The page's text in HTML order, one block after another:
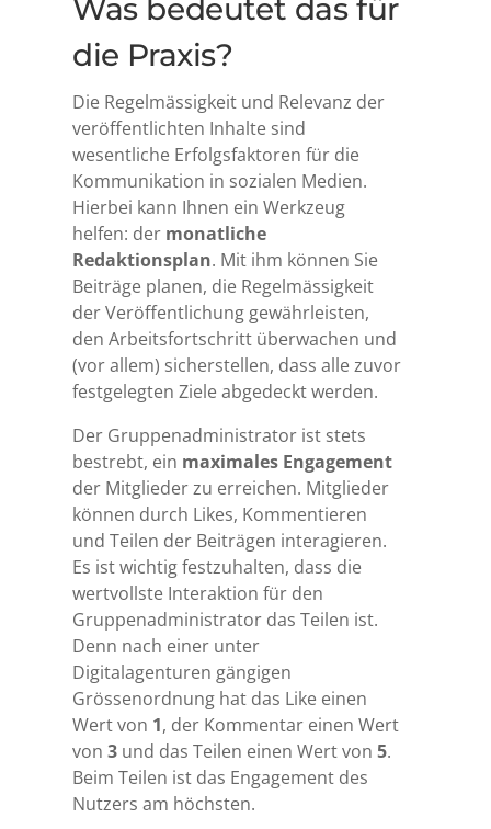
Was bedeutet das für
die Praxis?
Die Regelmässigkeit und Relevanz der
veröffentlichten Inhalte sind
wesentliche Erfolgsfaktoren für die
Kommunikation in sozialen Medien.
Hierbei kann Ihnen ein Werkzeug
helfen: der monatliche
Redaktionsplan. Mit ihm können Sie
Beiträge planen, die Regelmässigkeit
der Veröffentlichung gewährleisten,
den Arbeitsfortschritt überwachen und
(vor allem) sicherstellen, dass alle zuvor
festgelegten Ziele abgedeckt werden.
Der Gruppenadministrator ist stets
bestrebt, ein maximales Engagement
der Mitglieder zu erreichen. Mitglieder
können durch Likes, Kommentieren
und Teilen der Beiträgen interagieren.
Es ist wichtig festzuhalten, dass die
wertvollste Interaktion für den
Gruppenadministrator das Teilen ist.
Denn nach einer unter
Digitalagenturen gängigen
Grössenordnung hat das Like einen
Wert von 1, der Kommentar einen Wert
von 3und das Teilen einen Wert von 5.
Beim Teilen ist das Engagement des
Nutzers am höchsten.